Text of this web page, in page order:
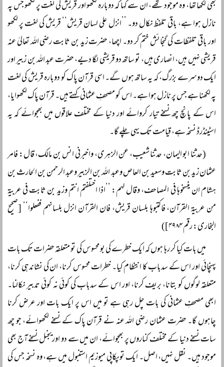
بھی لکھا تھا، وہ موجود تھے، ان سے کہا کہ دوبارہ لکھو اور قریش کی لغت پر لکھو جس پہ
نازل ہوا ہے، باقی تلفظ نکال دو۔ ’’انزل علی لسان قریش‘‘ قریش کی لغت پر لکھو
اور باقی تلفظات کی گنجائش ختم کر دو۔ اچھا، حضرت زید بن ثابت رضی اللہ تعالیٰ عنہ
قریشی نہیں ہیں، انصاری ہیں، تو ساتھ دو قریشی لگا دیے، حضرت عبد اللہ بن زبیر اور
ایک دوسرے بزرگ، کہ یہ ساتھ ہوں گے۔ اسی قرآن پاک کو دوبارہ قریش کی لغت
پہ لکھنا ہے جس پر نازل ہوا ہے۔ اس کو مصحفِ عثمانی کہتے ہیں۔ قرآن پاک لکھوایا،
اس کے پانچ چھ نسخے تیار کروائے اور دنیا کے مختلف علاقوں میں بھجوائے کہ یہ
اسٹینڈرڈ نسخہ ہے، قیامت تک یہی چلے گا۔
(حدثنا ابو الیمان، حدثنا شعیب، عن الزہری، واخبرنی انس بن مالک، قال: فامر
عثمان زید بن ثابت وسعید بن العاص وعبد اللہ بن الزبیر وعبد الرحمن بن الحارث بن
ہشام ان ینسخوہا فی المصاحف، وقال لہم: ’’اذا اختلفتم انتم وزید بن ثابت فی عربیۃ
من عربیۃ القرآن، فاکتبوہا بلسان قریش، فان القرآن انزل بلسانہم ففعلوا‘‘ [صحیح
البخاری: رقم ۴۹۸۴])
میں بات کیا کر رہا ہوں کہ ایک خطرے کی بو محسوس کی تو متعلقہ حضرات تک بات
پہنچائی اور اس کے سدباب کا انتظام کیا۔ خطرات محسوس کرنا، ان کی نشاندہی کرنا،
متعلقہ لوگوں کو بتانا، بریف کرنا، اور اس کے سدباب کی کوئی نہ کوئی تدبیر نکالنا۔
ابھی مصحفِ عثمانی کی بات چل رہی ہے تو میں اس پر ایک بات اور عرض کرنا
چاہوں گا۔ حضرت عثمان رضی اللہ عنہ نے قرآن پاک کے نسخے لکھوائے، جو چھ
سات نسخے دنیا کے مختلف کناروں پر بھجوائے، ان میں سے دو اوریجنل نسخے آج بھی
موجود ہیں۔ نقل نہیں، اصل۔ ایک توپکاپی میوزیم استنبول میں ہے، وہ نسخہ جس کی